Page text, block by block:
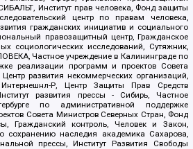
Институт прав человека, Фонд защиты
центр по правам человека,
гражданских инициатив и социального
правозащитный центр, Гражданское
социологических исследований, Сутяжник,
Частное учреждение в Калининграде по
реализации программ и проектов Совета
развития некоммерческих организаций,
Интернешнл-Р, Центр Защиты Прав Средств
развития прессы - Сибирь, Частное
по административной поддержке
Совета Министров Северных Стран, Фонд
Гражданский контроль, Человек и Закон,
сохранению наследия академика Сахарова,
прессы, Институт Развития Свободы